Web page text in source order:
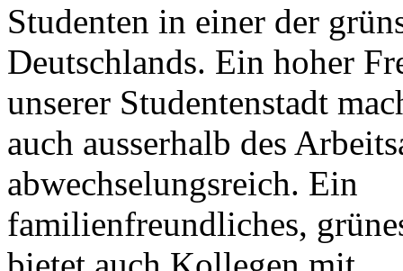
Studenten in einer der
Deutschlands. Ein hoher
unserer Studentenstadt
auch ausserhalb des
abwechselungsreich. Ein
familienfreundliches,